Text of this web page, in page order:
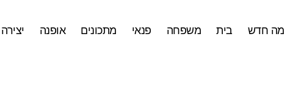
מה חדש בית משפחה פנאי מתכונים אופנה יצירה